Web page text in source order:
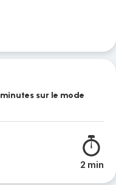
sur le mode
2 min